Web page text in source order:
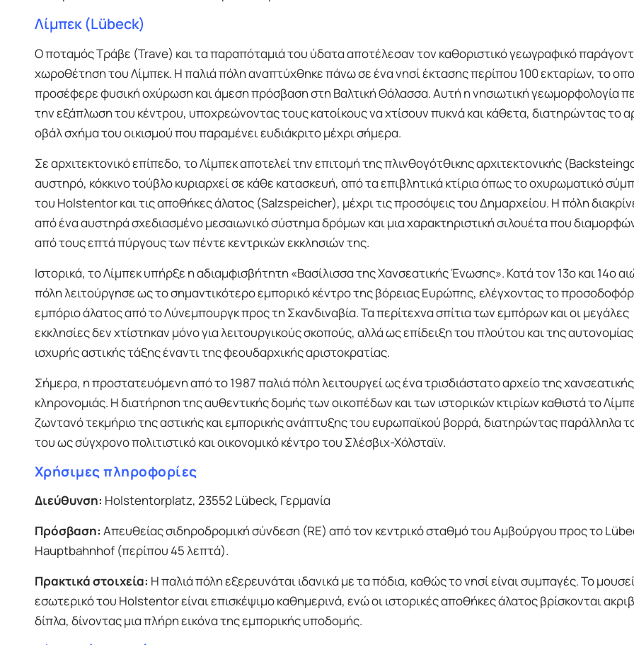
Λίμπεκ (Lübeck)
Ο ποταμός Τράβε (Trave) και τα παραπόταμιά του ύδατα αποτέλεσαν τον καθοριστικό γεωγραφικό
χωροθέτηση του Λίμπεκ. Η παλιά πόλη αναπτύχθηκε πάνω σε ένα νησί έκτασης περίπου 100 εκταρίων, το
προσέφερε φυσική οχύρωση και άμεση πρόσβαση στη Βαλτική Θάλασσα. Αυτή η νησιωτική γεωμορφολογία
την εξάπλωση του κέντρου, υποχρεώνοντας τους κατοίκους να χτίσουν πυκνά και κάθετα, διατηρώντας το
οβάλ σχήμα του οικισμού που παραμένει ευδιάκριτο μέχρι σήμερα.
Σε αρχιτεκτονικό επίπεδο, το Λίμπεκ αποτελεί την επιτομή της πλινθογότθικης αρχιτεκτονικής
αυστηρό, κόκκινο τούβλο κυριαρχεί σε κάθε κατασκευή, από τα επιβλητικά κτίρια όπως το οχυρωματικό
του Holstentor και τις αποθήκες άλατος (Salzspeicher), μέχρι τις προσόψεις του Δημαρχείου. Η πόλη
από ένα αυστηρά σχεδιασμένο μεσαιωνικό σύστημα δρόμων και μια χαρακτηριστική σιλουέτα που
από τους επτά πύργους των πέντε κεντρικών εκκλησιών της.
Ιστορικά, το Λίμπεκ υπήρξε η αδιαμφισβήτητη «Βασίλισσα της Χανσεατικής Ένωσης». Κατά τον 13ο και 14ο
πόλη λειτούργησε ως το σημαντικότερο εμπορικό κέντρο της βόρειας Ευρώπης, ελέγχοντας το
εμπόριο άλατος από το Λύνεμπουργκ προς τη Σκανδιναβία. Τα περίτεχνα σπίτια των εμπόρων και οι μεγάλες
εκκλησίες δεν χτίστηκαν μόνο για λειτουργικούς σκοπούς, αλλά ως επίδειξη του πλούτου και της
ισχυρής αστικής τάξης έναντι της φεουδαρχικής αριστοκρατίας.
Σήμερα, η προστατευόμενη από το 1987 παλιά πόλη λειτουργεί ως ένα τρισδιάστατο αρχείο της χανσεατικής
κληρονομιάς. Η διατήρηση της αυθεντικής δομής των οικοπέδων και των ιστορικών κτιρίων καθιστά το
ζωντανό τεκμήριο της αστικής και εμπορικής ανάπτυξης του ευρωπαϊκού βορρά, διατηρώντας παράλληλα
του ως σύγχρονο πολιτιστικό και οικονομικό κέντρο του Σλέσβιχ-Χόλσταϊν.
Χρήσιμες πληροφορίες
Διεύθυνση: Holstentorplatz, 23552 Lübeck, Γερμανία
Πρόσβαση: Απευθείας σιδηροδρομική σύνδεση (RE) από τον κεντρικό σταθμό του Αμβούργου προς το
Hauptbahnhof (περίπου 45 λεπτά).
Πρακτικά στοιχεία: Η παλιά πόλη εξερευνάται ιδανικά με τα πόδια, καθώς το νησί είναι συμπαγές. Το
εσωτερικό του Holstentor είναι επισκέψιμο καθημερινά, ενώ οι ιστορικές αποθήκες άλατος βρίσκονται
δίπλα, δίνοντας μια πλήρη εικόνα της εμπορικής υποδομής.